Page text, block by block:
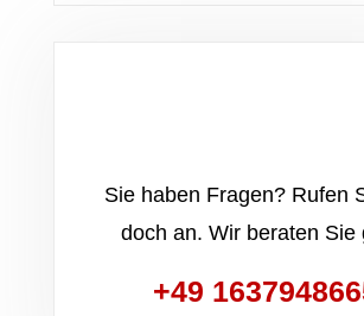
Sie haben Fragen? Rufen
doch an. Wir beraten Sie
+49